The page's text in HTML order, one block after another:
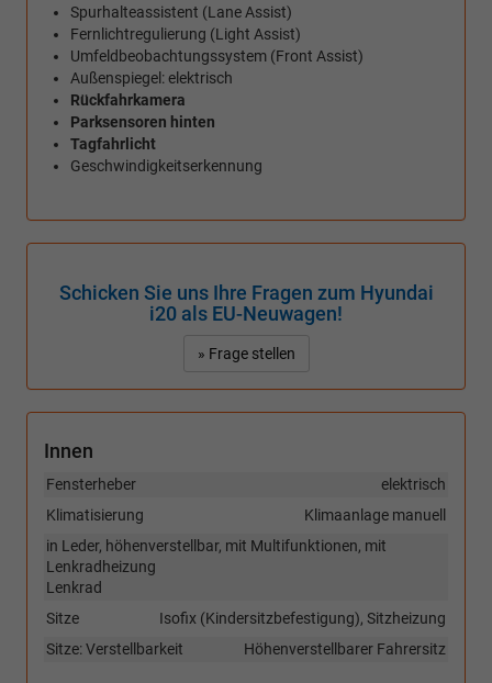
Spurhalteassistent (Lane Assist)
Fernlichtregulierung (Light Assist)
Umfeldbeobachtungssystem (Front Assist)
Außenspiegel: elektrisch
Rückfahrkamera
Parksensoren hinten
Tagfahrlicht
Geschwindigkeitserkennung
Schicken Sie uns Ihre Fragen zum Hyundai
i20 als EU-Neuwagen!
» Frage stellen
Innen
elektrisch
Fensterheber
Klimaanlage manuell
Klimatisierung
in Leder, höhenverstellbar, mit Multifunktionen, mit
Lenkradheizung
Lenkrad
Isofix (Kindersitzbefestigung), Sitzheizung
Sitze
Höhenverstellbarer Fahrersitz
Sitze: Verstellbarkeit